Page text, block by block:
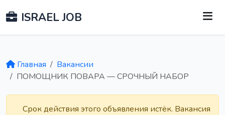
ISRAEL JOB
Главная
Вакансии
ПОМОЩНИК ПОВАРА — СРОЧНЫЙ НАБОР
Срок действия этого объявления истёк. Вакансия